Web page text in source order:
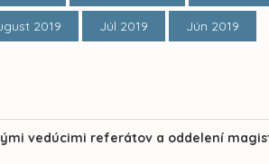
2019 Júl 2019 Jún 2019
vedúcimi referátov a oddelení